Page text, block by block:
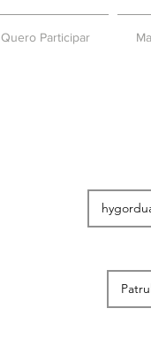
Quero Participar